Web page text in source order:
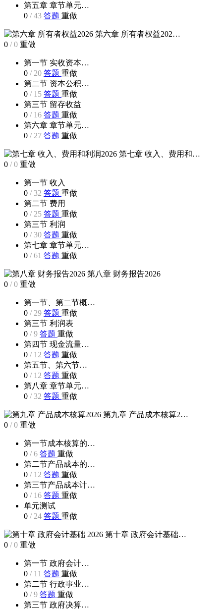
第五章 章节单元…
0 /43 答题 重做
第六章 所有者权益202…
0 /0 重做
第一节 实收资本…
0 / 20 答题 重做
第二节 资本公积…
0 / 15 答题 重做
第三节 留存收益
0 / 16 答题 重做
第六章 章节单元…
0 / 27 答题 重做
第七章 收入、费用和…
0 /0 重做
第一节 收入
0 / 32 答题 重做
第二节 费用
0 / 25 答题 重做
第三节 利润
0 / 30 答题 重做
第七章 章节单元…
0 /61 答题 重做
第八章 财务报告2026
0 /0 重做
第一节、第二节概…
0 / 29 答题 重做
第三节 利润表
0 /9 答题 重做
第四节 现金流量…
0 / 12 答题 重做
第五节、第六节…
0 / 12 答题 重做
第八章 章节单元…
0 / 32 答题 重做
第九章 产品成本核算2…
0 /0 重做
第一节成本核算的…
0 /6 答题 重做
第二节产品成本的…
0 / 12 答题 重做
第三节产品成本计…
0 / 16 答题 重做
单元测试
0 / 24 答题 重做
第十章 政府会计基础…
0 /0 重做
第一节 政府会计…
0 / 11 答题 重做
第二节 行政事业…
0 /9 答题 重做
第三节 政府决算…